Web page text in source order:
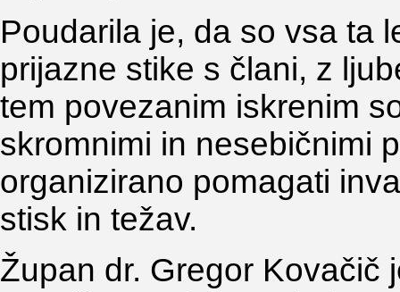
Poudarila je, da so vsa ta
prijazne stike s člani, z
tem povezanim iskrenim
skromnimi in nesebičnimi
organizirano pomagati
stisk in težav.
Župan dr. Gregor Kovačič